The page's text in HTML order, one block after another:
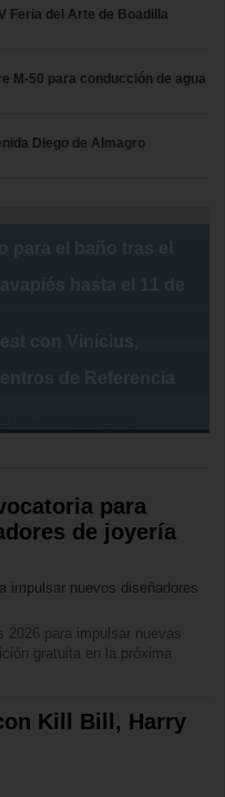
Feria del Arte de Boadilla
M-50 para conducción de agua
Diego de Almagro
para
de joyería
2026 para impulsar nuevas
gratuita en la próxima
Kill Bill, Harry